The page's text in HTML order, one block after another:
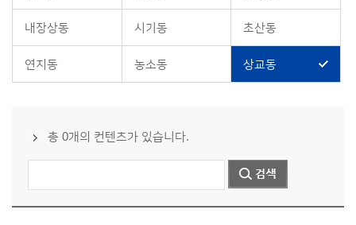
내장상동 시기동 초산동
연지동 농소동 상교동
총 0개의 컨텐츠가 있습니다.